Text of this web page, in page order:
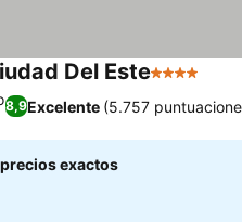
Del Este4 Estrellas
8,9Excelente (5.757
exactos